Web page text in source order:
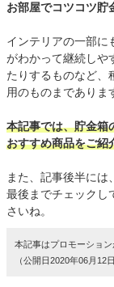
お部屋でコツコツ貯
インテリアの一部に
がわかって継続しや
たりするものなど、
用のものまでありま
本記事では、貯金箱
おすすめ商品をご紹
また、記事後半に
最後までチェックし
さいね。
本記事はプロモーショ
（公開日2020年06月12日